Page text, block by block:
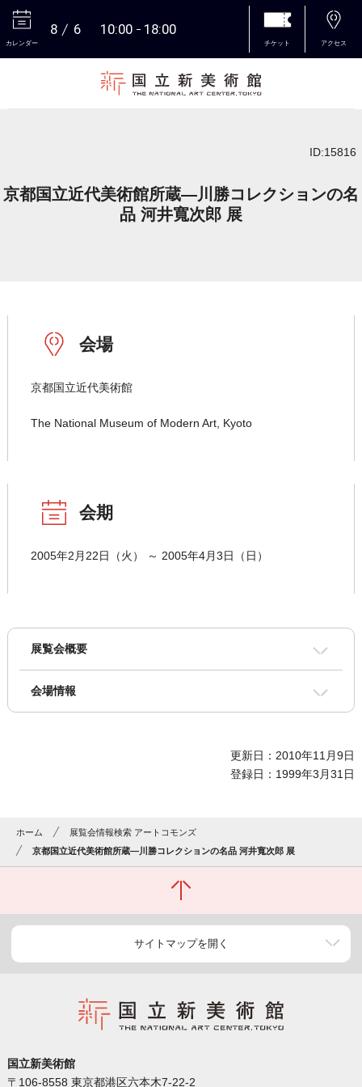
カレンダー
8 6 10:00 18:00
チケット アクセス
ID:15816
京都国立近代美術館所蔵―川勝コレクションの名
品 河井寬次郎 展
会場
京都国立近代美術館
The National Museum of Modern Art, Kyoto
会期
2005年2月22日（火） ～ 2005年4月3日（日）
展覧会概要
会場情報
更新日：2010年11月9日
登録日：1999年3月31日
ホーム
展覧会情報検索 アートコモンズ
京都国立近代美術館所蔵―川勝コレクションの名品 河井寬次郎 展
サイトマップを開く
国立新美術館
〒106-8558 東京都港区六本木7-22-2